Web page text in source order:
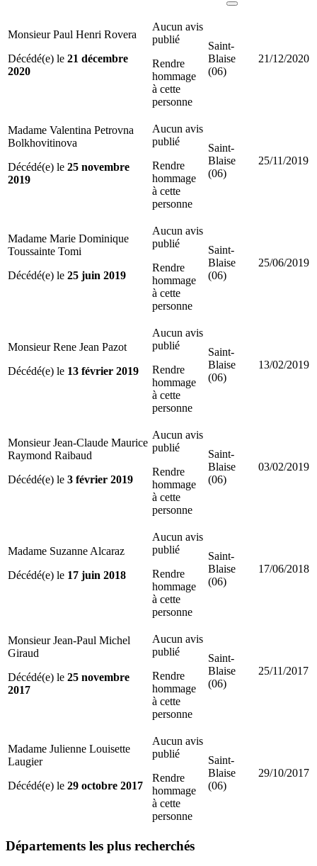
Monsieur Paul Henri Rovera
Décédé(e) le 21 décembre
2020
Aucun avis
publié
Rendre
hommage
à cette
personne
Saint-
Blaise
(06)
21/12/2020
Madame Valentina Petrovna
Bolkhovitinova
Décédé(e) le 25 novembre
2019
Aucun avis
publié
Rendre
hommage
à cette
personne
Saint-
Blaise
(06)
25/11/2019
Madame Marie Dominique
Toussainte Tomi
Décédé(e) le 25 juin 2019
Aucun avis
publié
Rendre
hommage
à cette
personne
Saint-
Blaise
(06)
25/06/2019
Monsieur Rene Jean Pazot
Décédé(e) le 13 février 2019
Aucun avis
publié
Rendre
hommage
à cette
personne
Saint-
Blaise
(06)
13/02/2019
Monsieur Jean-Claude Maurice
Raymond Raibaud
Décédé(e) le 3 février 2019
Aucun avis
publié
Rendre
hommage
à cette
personne
Saint-
Blaise
(06)
03/02/2019
Madame Suzanne Alcaraz
Décédé(e) le 17 juin 2018
Aucun avis
publié
Rendre
hommage
à cette
personne
Saint-
Blaise
(06)
17/06/2018
Monsieur Jean-Paul Michel
Giraud
Décédé(e) le 25 novembre
2017
Aucun avis
publié
Rendre
hommage
à cette
personne
Saint-
Blaise
(06)
25/11/2017
Madame Julienne Louisette
Laugier
Décédé(e) le 29 octobre 2017
Aucun avis
publié
Rendre
hommage
à cette
personne
Saint-
Blaise
(06)
29/10/2017
Départements les plus recherchés